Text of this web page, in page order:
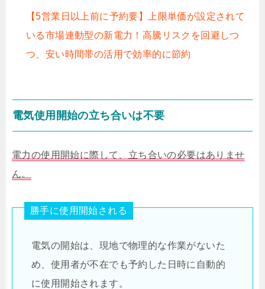
【5営業日以上前に予約要】上限単価が設定されて
いる市場連動型の新電力！高騰リスクを回避しつ
つ、安い時間帯の活用で効率的に節約
電気使用開始の立ち合いは不要
電力の使用開始に際して、立ち合いの必要はありませ
ん。
勝手に使用開始される
電気の開始は、現地で物理的な作業がないた
め、使用者が不在でも予約した日時に自動的
に使用開始されます。